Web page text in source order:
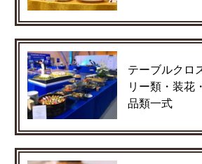
テーブルクロ
リー類・装花
品類一式